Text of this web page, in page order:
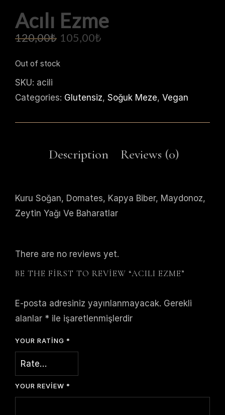
Acılı Ezme
120,00₺ 105,00₺
Out of stock
SKU: acili
Categories: Glutensiz, Soğuk Meze, Vegan
Kuru Soğan, Domates, Kapya Biber, Maydonoz,
Zeytin Yağı Ve Baharatlar
There are no reviews yet.
BE THE FIRST TO REVIEW “ACILI EZME”
E-posta adresiniz yayınlanmayacak. Gerekli
alanlar * ile işaretlenmişlerdir
YOUR RATING *
YOUR REVIEW *